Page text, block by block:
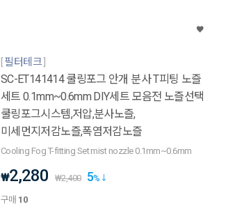
필터테크
SC-ET141414 쿨링포그 안개 분사 T피팅 노즐
세트 0.1mm~0.6mm DIY세트 모음전 노즐선택
쿨링포그시스템,저압,분사노즐,
미세먼지저감노즐,폭염저감노즐
Cooling Fog T-fitting Set mist nozzle 0.1mm~0.6mm
₩2,280 ₩2,400 5%
구매 10